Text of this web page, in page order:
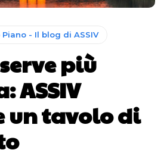
- Il blog di ASSIV
più
ASSIV
un tavolo di